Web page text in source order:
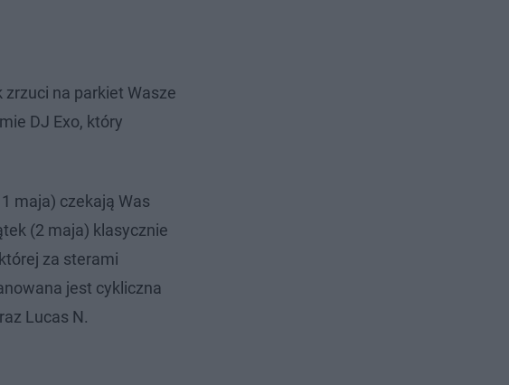
zrzuci na parkiet Wasze
DJ Exo, który
maja) czekają Was
(2 maja) klasycznie
za sterami
jest cykliczna
Lucas N.